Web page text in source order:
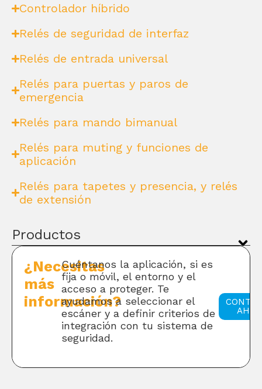
Productos
¿Necesitas
más
información?
Cuéntanos la aplicación, si es
fija o móvil, el entorno y el
acceso a proteger. Te
ayudamos a seleccionar el
escáner y a definir criterios de
integración con tu sistema de
seguridad.
Controlador híbrido
Relés de seguridad de interfaz
Relés de entrada universal
Relés para puertas y paros de
emergencia
Relés para mando bimanual
Relés para muting y funciones de
aplicación
Relés para tapetes y presencia, y relés
de extensión